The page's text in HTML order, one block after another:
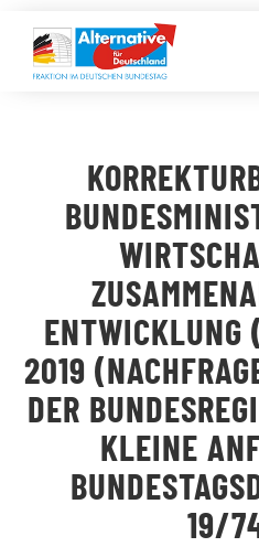
Inhalt
springen
LANDESGRUPPEN
VERANSTALTUNGEN
PRESSE
STELLENPORTAL
MEDIATHEK
ENTWICKLUNG
2019
DER
KLEINE
19/